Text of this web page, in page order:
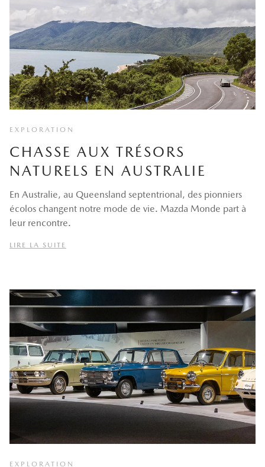
EXPLORATION
CHASSE AUX TRÉSORS
NATURELS EN AUSTRALIE
En Australie, au Queensland septentrional, des pionniers
écolos changent notre mode de vie. Mazda Monde part à
leur rencontre.
LIRE LA SUITE
EXPLORATION